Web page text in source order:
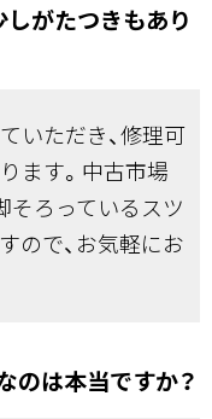
しがたつきもあり
いただき、修理可
ます。中古市場
そろっているスツ
ので、お気軽にお
のは本当ですか？